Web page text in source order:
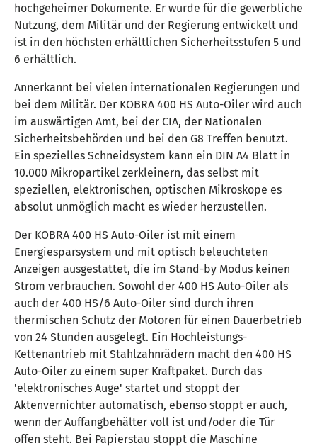
hochgeheimer Dokumente. Er wurde für die gewerbliche
Nutzung, dem Militär und der Regierung entwickelt und
ist in den höchsten erhältlichen Sicherheitsstufen 5 und
6 erhältlich.
Annerkannt bei vielen internationalen Regierungen und
bei dem Militär. Der KOBRA 400 HS Auto-Oiler wird auch
im auswärtigen Amt, bei der CIA, der Nationalen
Sicherheitsbehörden und bei den G8 Treffen benutzt.
Ein spezielles Schneidsystem kann ein DIN A4 Blatt in
10.000 Mikropartikel zerkleinern, das selbst mit
speziellen, elektronischen, optischen Mikroskope es
absolut unmöglich macht es wieder herzustellen.
Der KOBRA 400 HS Auto-Oiler ist mit einem
Energiesparsystem und mit optisch beleuchteten
Anzeigen ausgestattet, die im Stand-by Modus keinen
Strom verbrauchen. Sowohl der 400 HS Auto-Oiler als
auch der 400 HS/6 Auto-Oiler sind durch ihren
thermischen Schutz der Motoren für einen Dauerbetrieb
von 24 Stunden ausgelegt. Ein Hochleistungs-
Kettenantrieb mit Stahlzahnrädern macht den 400 HS
Auto-Oiler zu einem super Kraftpaket. Durch das
'elektronisches Auge' startet und stoppt der
Aktenvernichter automatisch, ebenso stoppt er auch,
wenn der Auffangbehälter voll ist und/oder die Tür
offen steht. Bei Papierstau stoppt die Maschine